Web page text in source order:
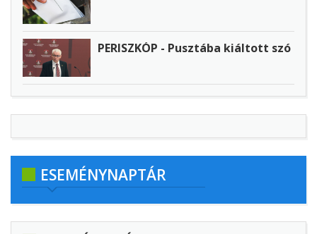
PERISZKÓP - Pusztába kiáltott szó
ESEMÉNYNAPTÁR